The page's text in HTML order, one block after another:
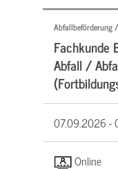
Abfallbeförderung
Fachkunde
Abfall /
07.09.2026 -
Online